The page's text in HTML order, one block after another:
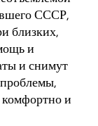
СССР,
близких,
и
и снимут
комфортно и